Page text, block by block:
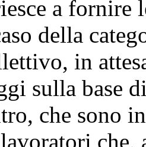
a fornire
della
in
sulla base
che sono
che,